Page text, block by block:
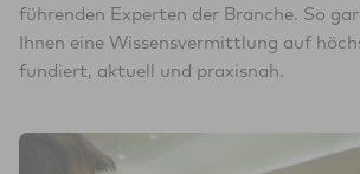
führenden Experten der Branche. So
Ihnen eine Wissensvermittlung auf
fundiert, aktuell und praxisnah.